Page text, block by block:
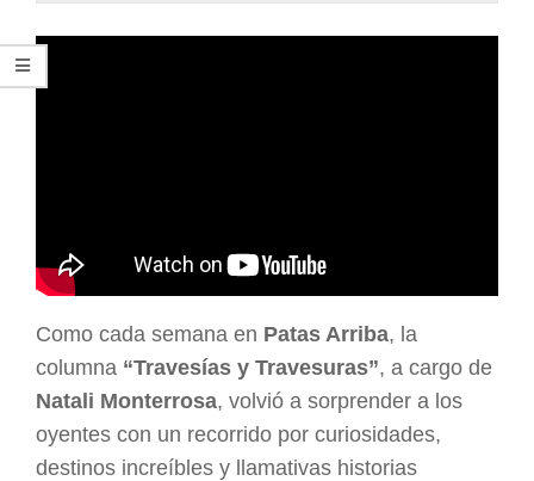
Como cada semana en Patas Arriba, la
columna “Travesías y Travesuras”, a cargo de
Natali Monterrosa, volvió a sorprender a los
oyentes con un recorrido por curiosidades,
destinos increíbles y llamativas historias